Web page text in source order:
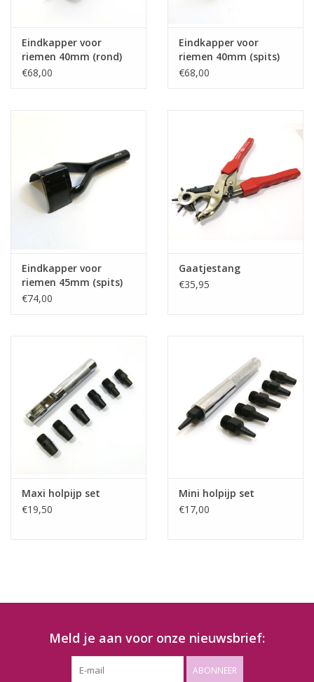
Eindkapper voor
riemen 40mm (rond)
€68,00
Eindkapper voor
riemen 40mm (spits)
€68,00
Eindkapper voor
riemen 45mm (spits)
€74,00
Gaatjestang
€35,95
Maxi holpijp set
€19,50
Mini holpijp set
€17,00
Meld je aan voor onze nieuwsbrief:
ABONNEER